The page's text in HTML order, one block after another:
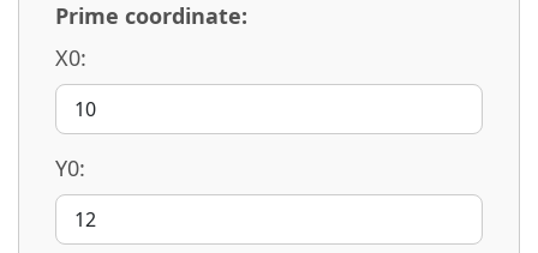
Prime coordinate:
X0:
Y0: